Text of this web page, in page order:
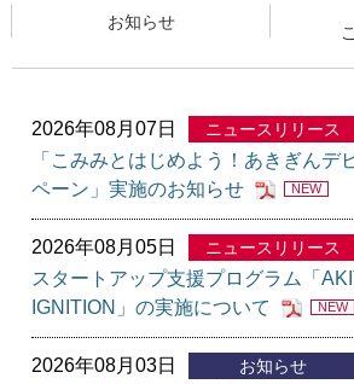
お知らせ
2026年08月07日 ニュースリリース
「こみみとはじめよう！あきぎんデ
ペーン」実施のお知らせ
NEW
2026年08月05日 ニュースリリース
スタートアップ支援プログラム「
IGNITION」の実施について
NEW
2026年08月03日 お知らせ